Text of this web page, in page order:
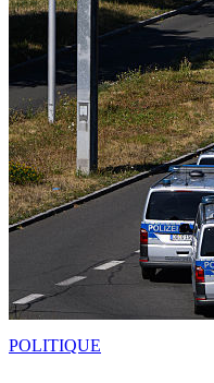
POLITIQUE